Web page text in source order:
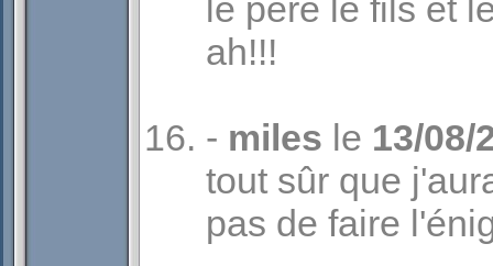
le père le fils et
ah!!!
- miles le 13/08/
tout sûr que
pas de faire